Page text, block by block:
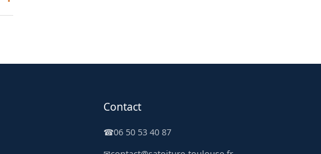
Contact
☎06 50 53 40 87